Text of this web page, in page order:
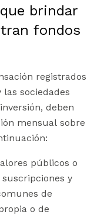
brindar
fondos
registrados
las sociedades
deben
mensual sobre
públicos o
suscripciones y
de
o de